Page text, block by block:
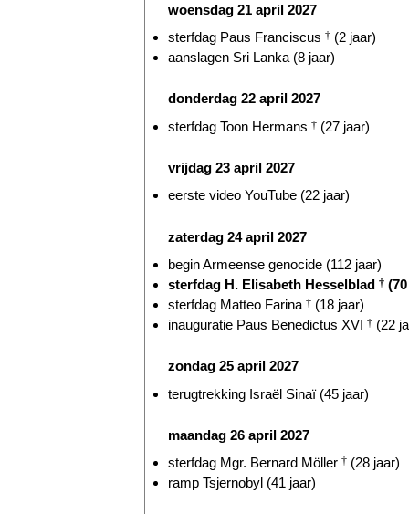
woensdag 21 april 2027
sterfdag Paus Franciscus † (2 jaar)
aanslagen Sri Lanka (8 jaar)
donderdag 22 april 2027
sterfdag Toon Hermans † (27 jaar)
vrijdag 23 april 2027
eerste video YouTube (22 jaar)
zaterdag 24 april 2027
begin Armeense genocide (112 jaar)
sterfdag H. Elisabeth Hesselblad †
sterfdag Matteo Farina † (18 jaar)
inauguratie Paus Benedictus XVI † (22
zondag 25 april 2027
terugtrekking Israël Sinaï (45 jaar)
maandag 26 april 2027
sterfdag Mgr. Bernard Möller † (28 jaar)
ramp Tsjernobyl (41 jaar)